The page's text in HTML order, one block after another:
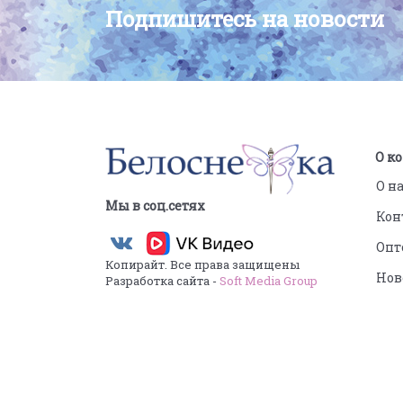
Подпишитесь на новости
Мы в соц.сетях
Копирайт. Все права защищены
Разработка сайта - Soft Media Group
О
О